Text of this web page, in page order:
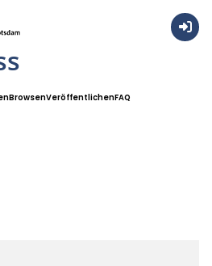
BrowsenVeröffentlichenFAQ